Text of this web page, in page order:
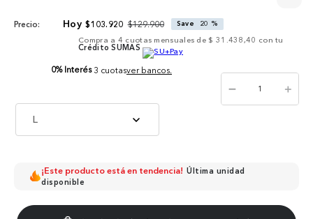
Precio: $103. 920 $129.900 Save 20 %
Compra a 4 cuotas mensuales de $ 31.438,40 con tu
Crédito SUMAS
0% Interés 3 cuotasver bancos.
L
＋
－
¡Este producto está en tendencia! Última unidad
disponible